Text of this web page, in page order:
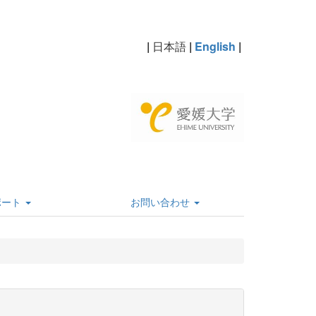
| 日本語 | English |
ト お問い合わせ